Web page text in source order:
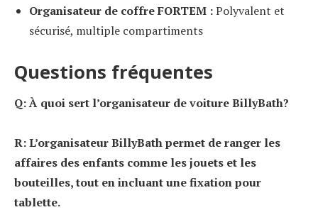
Organisateur de coffre FORTEM :Polyvalent et
sécurisé, multiple compartiments
Questions fréquentes
Q: À quoi sert l’organisateur de voiture BillyBath?
R: L’organisateur BillyBath permet de ranger les
affaires des enfants comme les jouets et les
bouteilles, tout en incluant une fixation pour
tablette.